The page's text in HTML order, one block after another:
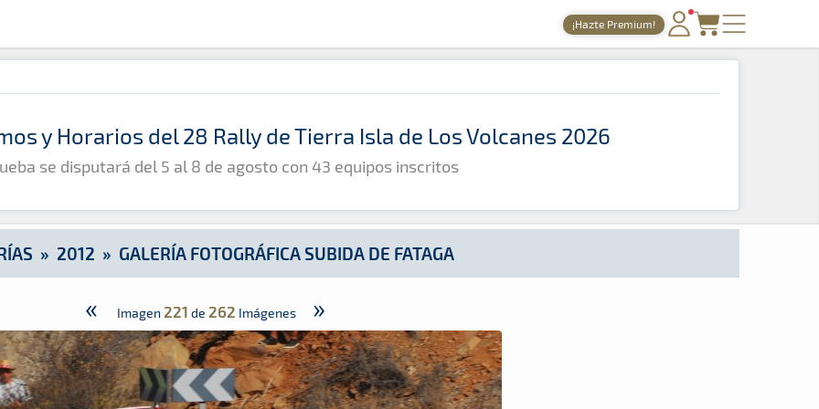
¡Hazte Premium!
PORTADA
TIEMPOS ONLINE
GALERÍAS
ARCHIVO
Fataga
y Horarios del 28 Rally de Tierra Isla de Los Volcanes 2026
se disputará del 5 al 8 de agosto con 43 equipos inscritos
» 2012 » GALERÍA FOTOGRÁFICA SUBIDA DE FATAGA
« Imagen 221 de 262 Imágenes »